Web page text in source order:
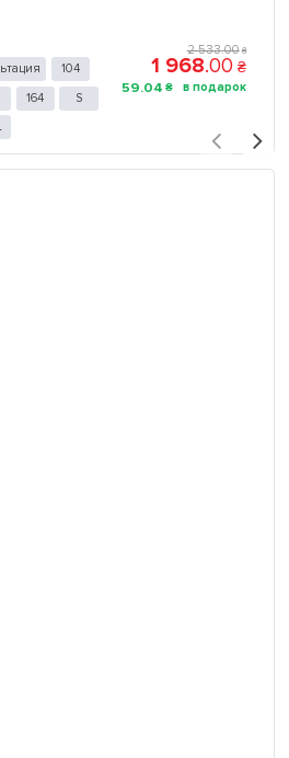
104
164 S
2 533.00 ₴
1 968.00 ₴
59.04 ₴